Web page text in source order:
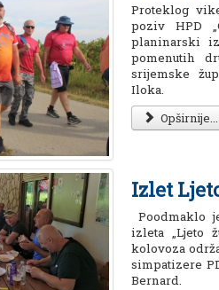
Proteklog
poziv HPD
planinarski
pomenutih
srijemske
Iloka.
Opširnije...
Izlet
Poodmaklo
izleta „Ljeto
kolovoza
simpatizere
Bernard.